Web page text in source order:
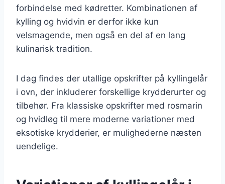
forbindelse med kødretter. Kombinationen af
kylling og hvidvin er derfor ikke kun
velsmagende, men også en del af en lang
kulinarisk tradition.
I dag findes der utallige opskrifter på kyllingelår
i ovn, der inkluderer forskellige krydderurter og
tilbehør. Fra klassiske opskrifter med rosmarin
og hvidløg til mere moderne variationer med
eksotiske krydderier, er mulighederne næsten
uendelige.